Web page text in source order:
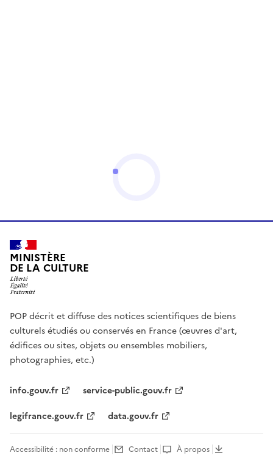
MINISTÈRE
DE LA CULTURE
POP décrit et diffuse des notices scientifiques de biens
culturels étudiés ou conservés en France (œuvres d'art,
édifices ou sites, objets ou ensembles mobiliers,
photographies, etc.)
info.gouv.fr
service-public.gouv.fr
legifrance.gouv.fr
data.gouv.fr
Accessibilité : non conforme Contact À propos